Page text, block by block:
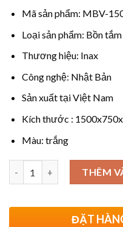
Mã sản phẩm: MBV-
Loại sản phẩm: Bồn tắm
Thương hiệu: Inax
Công nghệ: Nhật Bản
Sản xuất tại Việt Nam
Kích thước :
Màu: trắng
THÊM
ĐẶT